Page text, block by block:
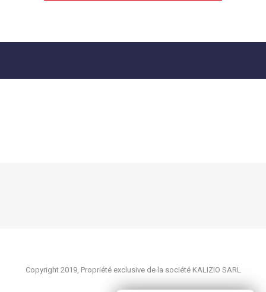
Copyright 2019, Propriété exclusive de la société KALIZIO SARL